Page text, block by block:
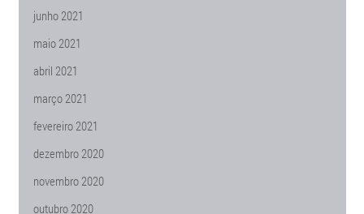
junho 2021
maio 2021
abril 2021
março 2021
fevereiro 2021
dezembro 2020
novembro 2020
outubro 2020